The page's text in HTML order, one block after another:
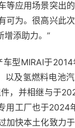
等应用场景突出
可为。很高兴此
增添助力。”
型MIRAI于
以及氢燃料电池
，并相继与于
用工厂也于2024
加快本土化致力